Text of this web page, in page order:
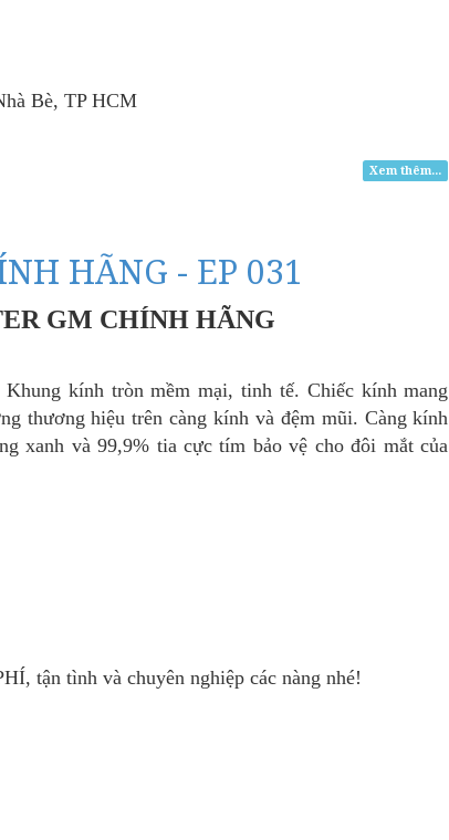
Bè, TP HCM
Xem thêm...
HÃNG - EP 031
GM CHÍNH HÃNG
Khung kính tròn mềm mại, tinh tế. Chiếc kính mang
thương hiệu trên càng kính và đệm mũi. Càng kính
xanh và 99,9% tia cực tím bảo vệ cho đôi mắt của
tận tình và chuyên nghiệp các nàng nhé!